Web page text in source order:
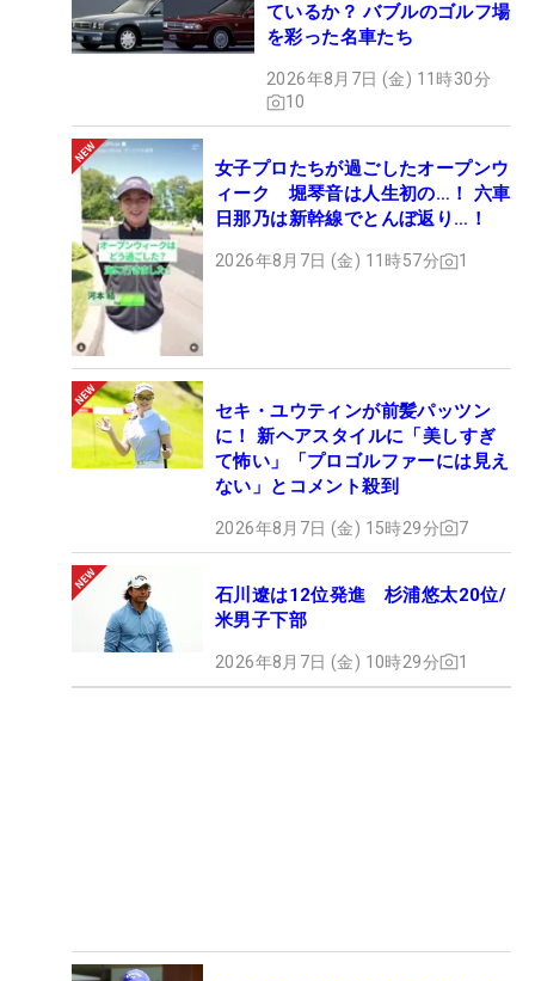
ているか？ バブルのゴルフ場
を彩った名車たち
2026年8月7日 (金) 11時30分
10
女子プロたちが過ごしたオープンウ
ィーク 堀琴音は人生初の…！ 六車
日那乃は新幹線でとんぼ返り…！
2026年8月7日 (金) 11時57分 1
セキ・ユウティンが前髪パッツン
に！ 新ヘアスタイルに「美しすぎ
て怖い」「プロゴルファーには見え
ない」とコメント殺到
2026年8月7日 (金) 15時29分 7
石川遼は12位発進 杉浦悠太20位/
米男子下部
2026年8月7日 (金) 10時29分 1